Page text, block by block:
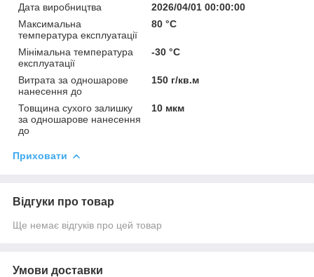
Дата виробництва
2026/04/01 00:00:00
Максимальна
температура експлуатації
80 °С
Мінімальна температура
експлуатації
-30 °С
Витрата за одношарове
нанесення до
150 г/кв.м
Товщина сухого залишку
за одношарове нанесення
до
10 мкм
Приховати
Відгуки про товар
Ще немає відгуків про цей товар
Умови доставки